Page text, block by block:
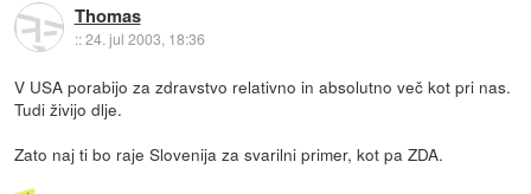
Thomas
::24. jul 2003, 18:36
V USA porabijo za zdravstvo relativno in absolutno več kot pri nas.
Tudi živijo dlje.
Zato naj ti bo raje Slovenija za svarilni primer, kot pa ZDA.